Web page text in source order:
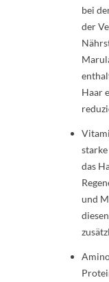
bei
der
Haar
das
und